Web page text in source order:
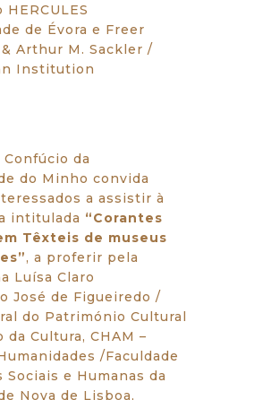
de Évora e Freer
Arthur M. Sackler /
Institution
da
do Minho convida
a assistir à
intitulada “Corantes
Têxteis de museus
, a proferir pela
Luísa Claro
José de Figueiredo /
do Património Cultural
Cultura, CHAM –
/Faculdade
Sociais e Humanas da
Nova de Lisboa,